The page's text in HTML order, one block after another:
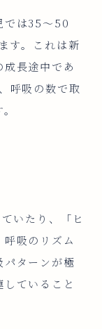
では35～50
す。これは新
長途中であ
呼吸の数で取
いたり、「ヒ
吸のリズム
ターンが極
ていること